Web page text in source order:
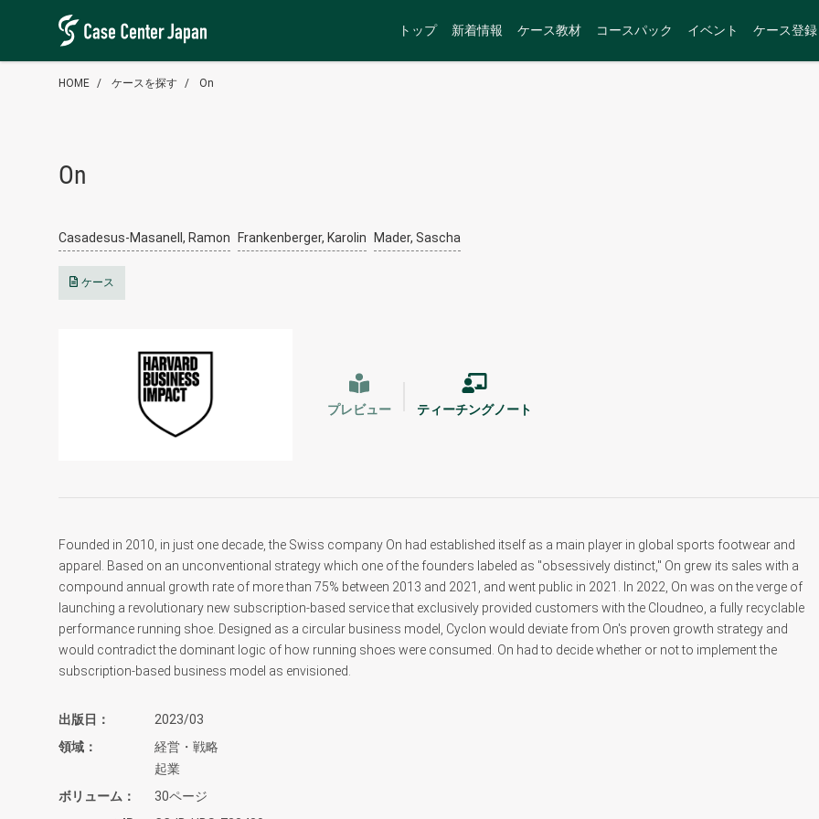
トップ 新着情報 ケース教材 コースパック イベント ケース登録
HOME ケースを探す On
On
Casadesus-Masanell, Ramon Frankenberger, Karolin Mader, Sascha
ケース
プレビュー ティーチングノート
Founded in 2010, in just one decade, the Swiss company On had established itself as a main player in global sports footwear and
apparel. Based on an unconventional strategy which one of the founders labeled as "obsessively distinct," On grew its sales with a
compound annual growth rate of more than 75% between 2013 and 2021, and went public in 2021. In 2022, On was on the verge of
launching a revolutionary new subscription-based service that exclusively provided customers with the Cloudneo, a fully recyclable
performance running shoe. Designed as a circular business model, Cyclon would deviate from On's proven growth strategy and
would contradict the dominant logic of how running shoes were consumed. On had to decide whether or not to implement the
subscription-based business model as envisioned.
出版日
2023/03
領域
経営・戦略
起業
ボリューム
30ページ